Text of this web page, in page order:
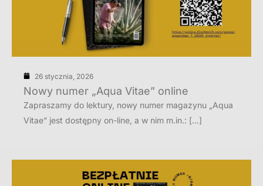
26 stycznia, 2026
Nowy numer „Aqua Vitae” online
Zapraszamy do lektury, nowy numer magazynu „Aqua
Vitae” jest dostępny on-line, a w nim m.in.: […]